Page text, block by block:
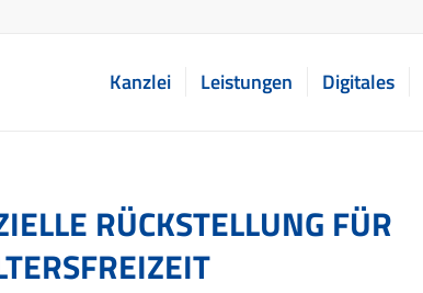
Kanzlei Leistungen Digitales
RÜCKSTELLUNG FÜR